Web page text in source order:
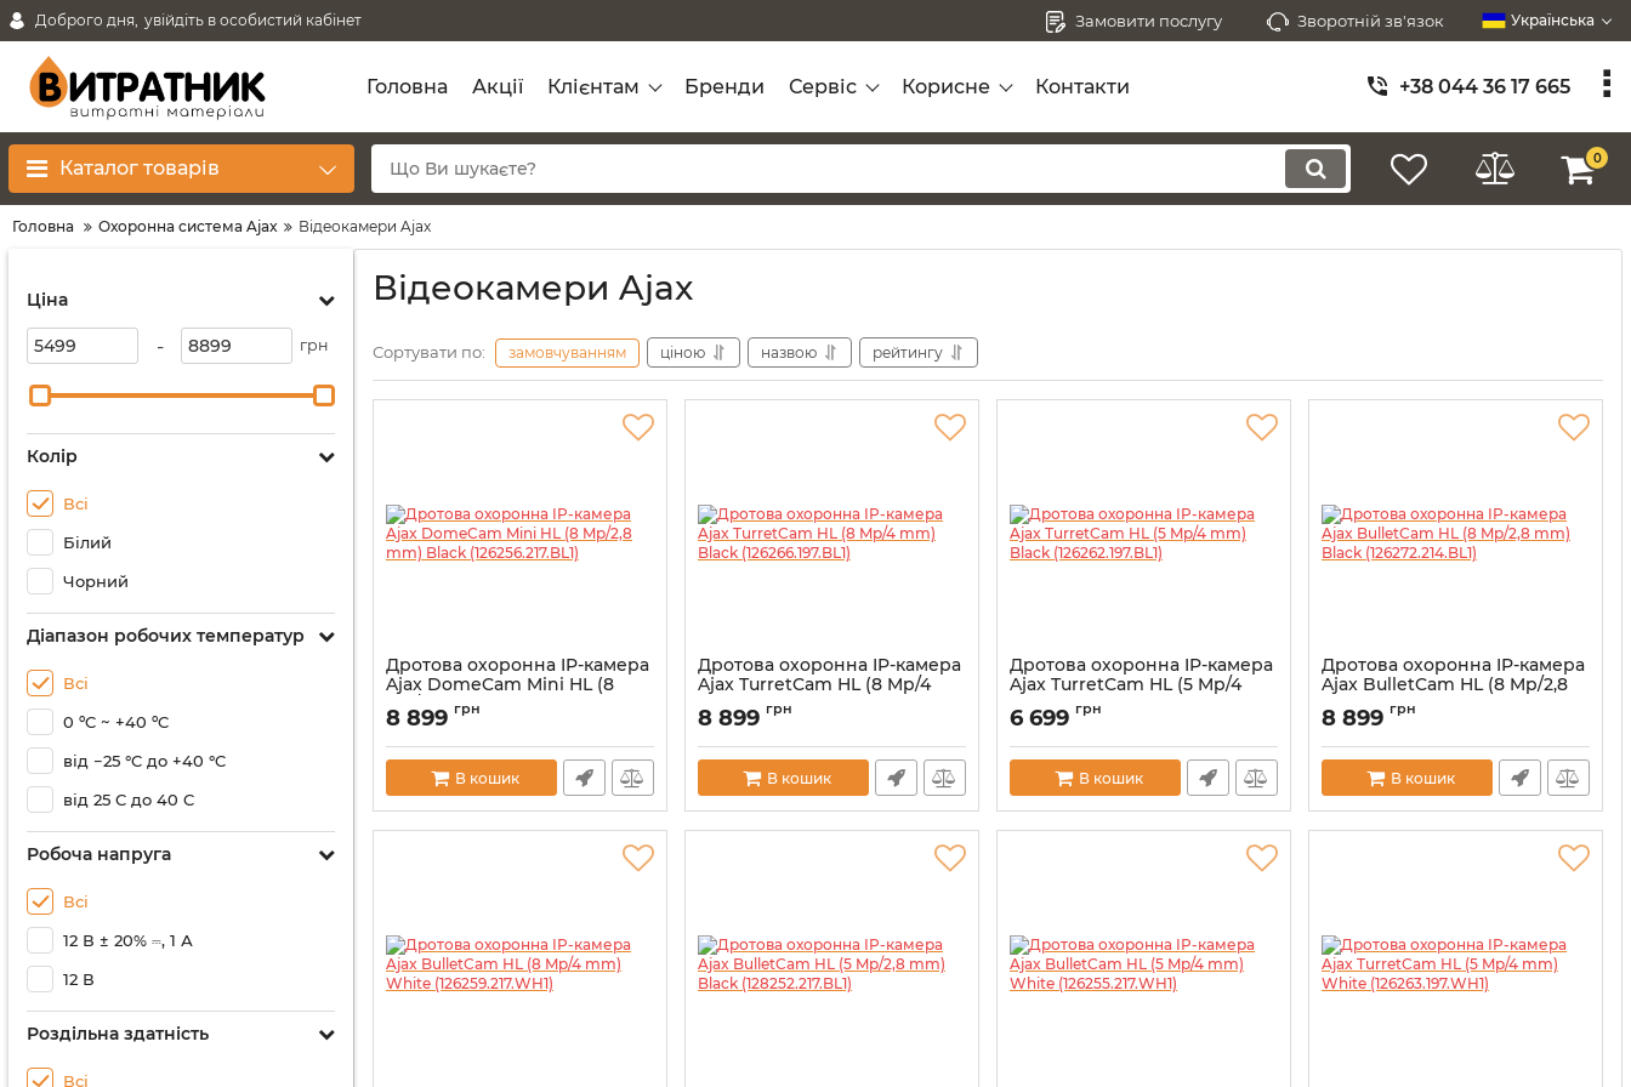
Доброго дня, увійдіть в особистий кабінет Замовити послугу Зворотній зв'язок Українська
Головна Акції Клієнтам Бренди Сервіс Корисне Контакти +38 044 36 17 665
Каталог товарів 0
Головна Охоронна система Ajax Відеокамери Ajax
Ціна
- грн
Колір
Всі
Білий
Чорний
Діапазон робочих температур
Всі
0 ºC ~ +40 ºC
від −25 °C до +40 °C
від 25 C до 40 C
Робоча напруга
Всі
12 В ± 20% ⎓, 1 А
12 В
Роздільна здатність
Всі
Відеокамери Ajax
Сортувати по: замовчуванням ціною назвою рейтингу
Дротова охоронна IP-камера
Ajax DomeCam Mini HL (8
Mp/2,8 mm) Black
(126256.217.BL1)
Артикул:000059527
8 899 грн
В кошик
Дротова охоронна IP-камера
Ajax TurretCam HL (8 Mp/4
mm) Black (126266.197.BL1)
Артикул:
8 899 грн
В кошик
Дротова охоронна IP-камера
Ajax TurretCam HL (5 Mp/4
mm) Black (126262.197.BL1)
Артикул:
6 699 грн
В кошик
Дротова охоронна IP-камера
Ajax BulletCam HL (8 Mp/2,8
mm) Black (126272.214.BL1)
Артикул:
8 899 грн
В кошик